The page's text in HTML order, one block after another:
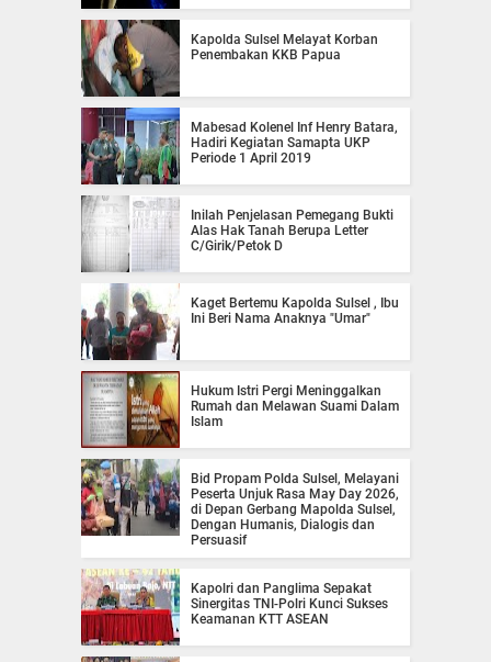
Kapolda Sulsel Melayat Korban
Penembakan KKB Papua
Mabesad Kolenel Inf Henry Batara,
Hadiri Kegiatan Samapta UKP
Periode 1 April 2019
Inilah Penjelasan Pemegang Bukti
Alas Hak Tanah Berupa Letter
C/Girik/Petok D
Kaget Bertemu Kapolda Sulsel , Ibu
Ini Beri Nama Anaknya "Umar"
Hukum Istri Pergi Meninggalkan
Rumah dan Melawan Suami Dalam
Islam
Bid Propam Polda Sulsel, Melayani
Peserta Unjuk Rasa May Day 2026,
di Depan Gerbang Mapolda Sulsel,
Dengan Humanis, Dialogis dan
Persuasif
Kapolri dan Panglima Sepakat
Sinergitas TNI-Polri Kunci Sukses
Keamanan KTT ASEAN